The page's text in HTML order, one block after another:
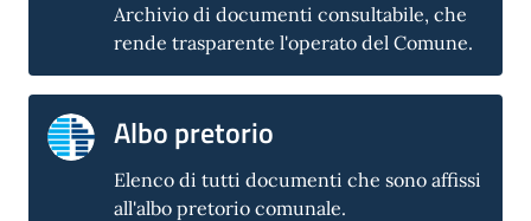
Archivio di documenti consultabile, che
rende trasparente l'operato del Comune.
Albo pretorio
Elenco di tutti documenti che sono affissi
all'albo pretorio comunale.